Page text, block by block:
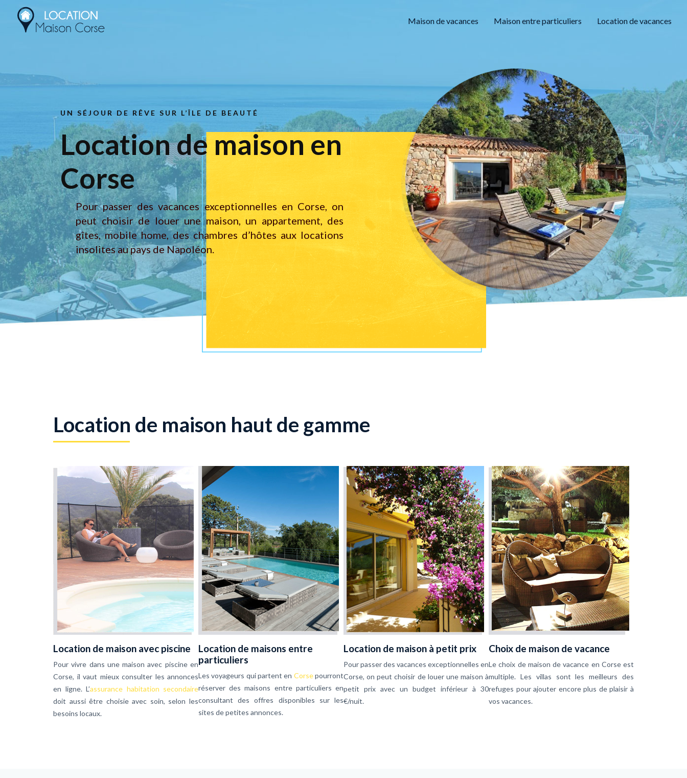
Maison de vacances Maison entre particuliers Location de vacances
UN SÉJOUR DE RÊVE SUR L’ÎLE DE BEAUTÉ
Location de maison en
Corse
Pour passer des vacances exceptionnelles en Corse, on
peut choisir de louer une maison, un appartement, des
gîtes, mobile home, des chambres d’hôtes aux locations
insolites au pays de Napoléon.
Location de maison haut de gamme
Location de maison avec piscine
Pour vivre dans une maison avec piscine en
Corse, il vaut mieux consulter les annonces
en ligne. L’assurance habitation secondaire
doit aussi être choisie avec soin, selon les
besoins locaux.
Location de maisons entre
particuliers
Les voyageurs qui partent en Corsepourront
réserver des maisons entre particuliers en
consultant des offres disponibles sur les
sites de petites annonces.
Location de maison à petit prix
Pour passer des vacances exceptionnelles en
Corse, on peut choisir de louer une maison à
petit prix avec un budget inférieur à 30
€/nuit.
Choix de maison de vacance
Le choix de maison de vacance en Corse est
multiple. Les villas sont les meilleurs des
refuges pour ajouter encore plus de plaisir à
vos vacances.